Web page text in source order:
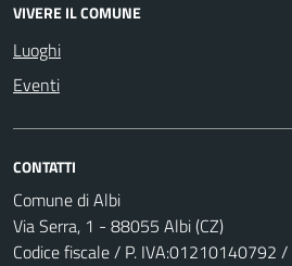
VIVERE IL COMUNE
Luoghi
Eventi
CONTATTI
Comune di Albi
Via Serra, 1 - 88055 Albi (CZ)
Codice fiscale / P. IVA:01210140792